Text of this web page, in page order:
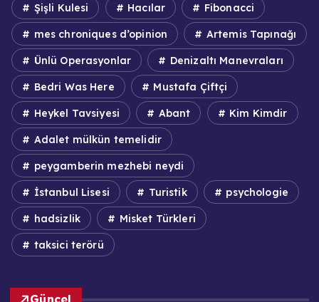
Şişli Kulesi Hacılar Fibonacci
mes chroniques d’opinion Artemis Tapınağı
Ünlü Operasyonlar Denizaltı Manevraları
Bedri Was Here Mustafa Çiftçi
Heykel Tavsiyesi Abant Kim Kimdir
Adalet mülkün temelidir
peygamberin mezhebi neydi
İstanbul Lisesi Turistik psychologie
hadsizlik Misket Türkleri
taksici terörü